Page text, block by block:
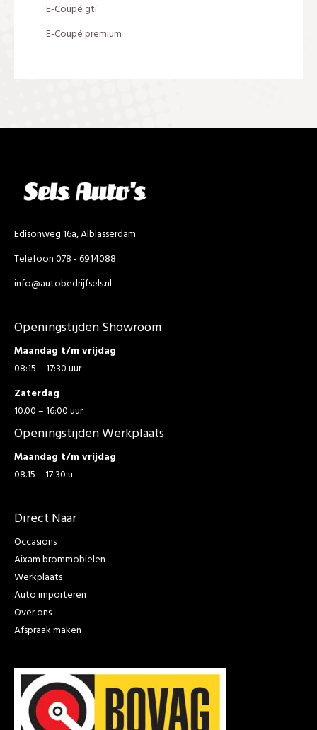
E-Coupé gti
E-Coupé premium
Edisonweg 16a, Alblasserdam
Telefoon 078 - 6914088
info@autobedrijfsels.nl
Openingstijden Showroom
Maandag t/m vrijdag
08:15 – 17:30 uur
Zaterdag
10.00 – 16:00 uur
Openingstijden Werkplaats
Maandag t/m vrijdag
08.15 – 17:30 u
Direct Naar
Occasions
Aixam brommobielen
Werkplaats
Auto importeren
Over ons
Afspraak maken